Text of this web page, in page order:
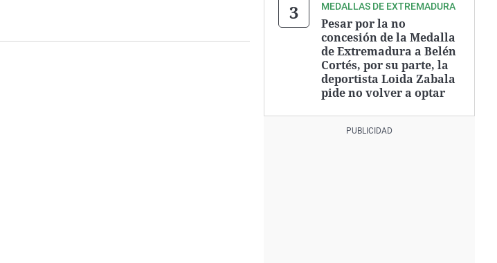
MEDALLAS DE EXTREMADURA
Pesar por la no
concesión de la Medalla
de Extremadura a Belén
Cortés, por su parte, la
deportista Loida Zabala
pide no volver a optar